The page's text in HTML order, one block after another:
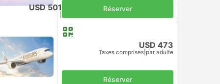
USD 501 Réserver
USD 473
Taxes comprises par adulte
Réserver